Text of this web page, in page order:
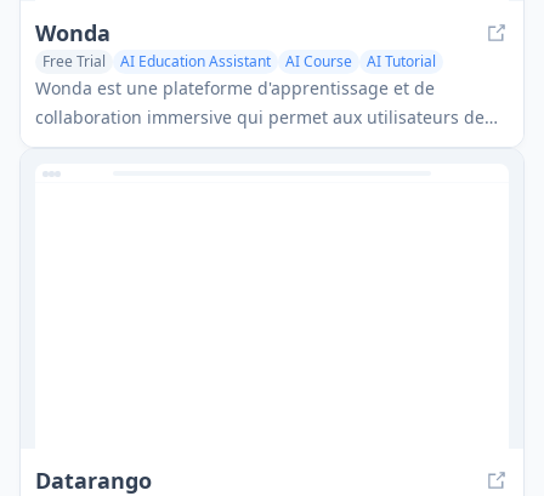
Wonda
Free Trial AI Education Assistant AI Course AI Tutorial
Wonda est une plateforme d'apprentissage et de
collaboration immersive qui permet aux utilisateurs de
créer, partager et accéder facilement à des expériences
interactives 3D et 360° sur différents appareils, y compris
Datarango